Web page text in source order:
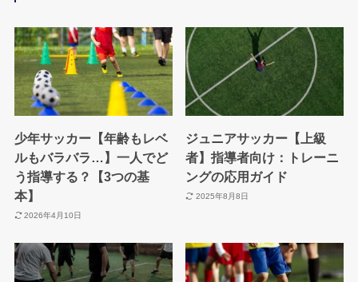
少年サッカー【年齢もレベ
ルもバラバラ…】一人でど
う指導する？【3つの基
本】
2026年4月10日
ジュニアサッカー【上級
者】指導者向け：トレーニ
ングの応用ガイド
2025年8月8日